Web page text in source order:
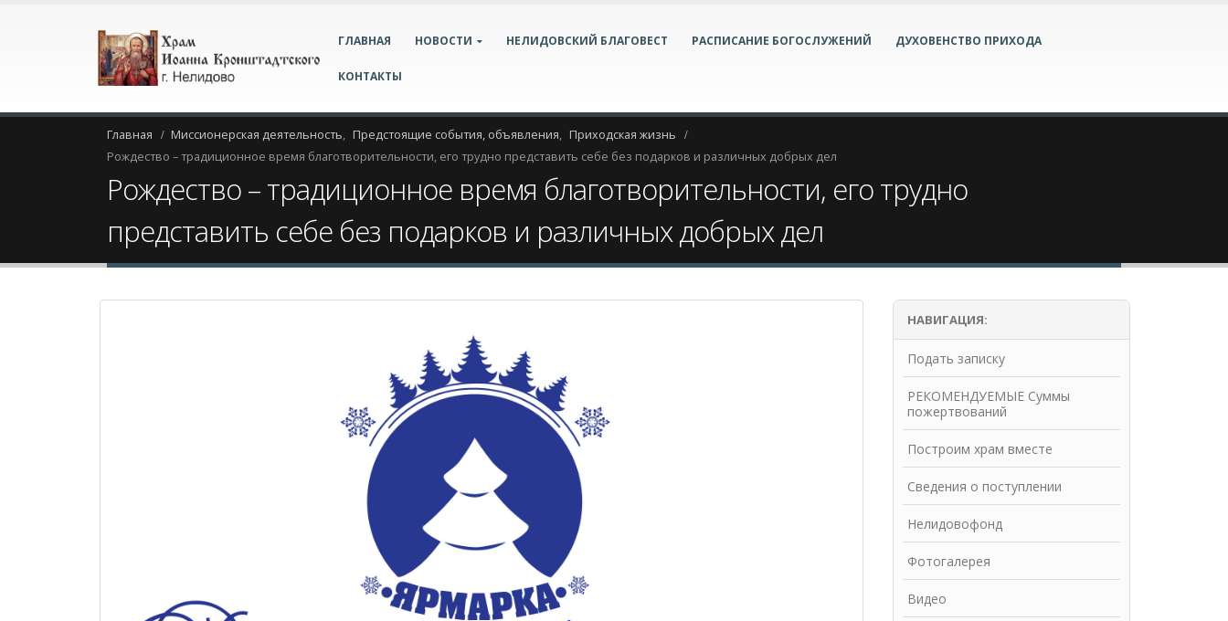
ГЛАВНАЯ НОВОСТИ НЕЛИДОВСКИЙ БЛАГОВЕСТ РАСПИСАНИЕ БОГОСЛУЖЕНИЙ ДУХОВЕНСТВО ПРИХОДА
КОНТАКТЫ
Главная Миссионерская деятельность, Предстоящие события, объявления, Приходская жизнь
Рождество – традиционное время благотворительности, его трудно представить себе без подарков и различных добрых дел
Рождество – традиционное время благотворительности, его трудно
представить себе без подарков и различных добрых дел
НАВИГАЦИЯ:
Подать записку
РЕКОМЕНДУЕМЫЕ Суммы
пожертвований
Построим храм вместе
Сведения о поступлении
Нелидовофонд
Фотогалерея
Видео